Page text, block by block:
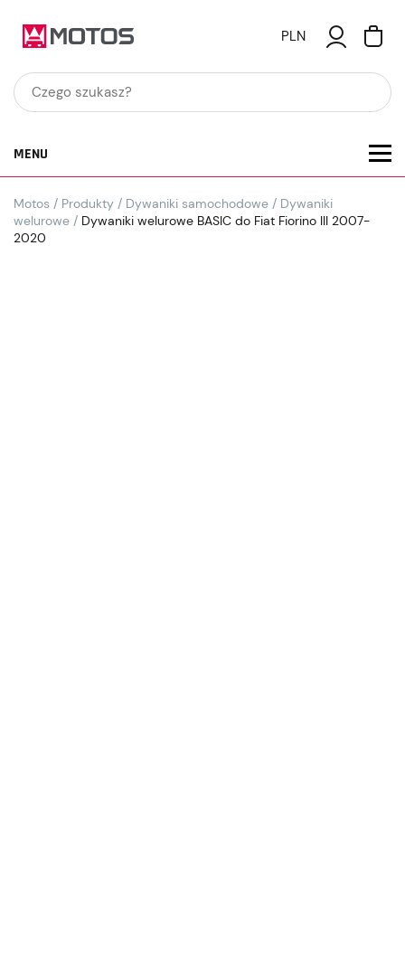
PLN
MENU
Motos / Produkty / Dywaniki samochodowe / Dywaniki
welurowe / Dywaniki welurowe BASIC do Fiat Fiorino III 2007-
2020